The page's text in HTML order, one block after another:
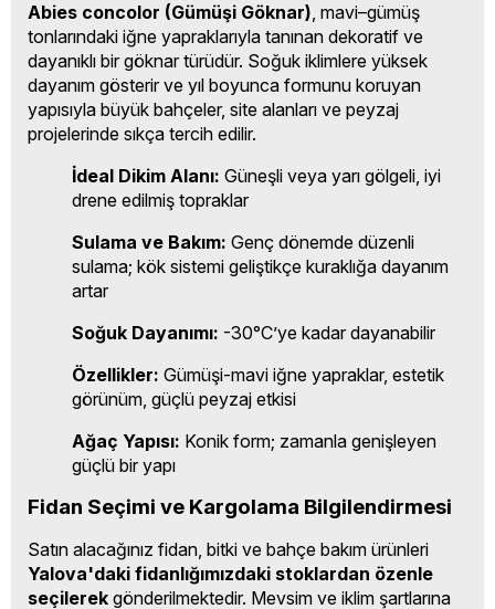
Abies concolor (Gümüşi Göknar), mavi–gümüş
tonlarındaki iğne yapraklarıyla tanınan dekoratif ve
dayanıklı bir göknar türüdür. Soğuk iklimlere yüksek
dayanım gösterir ve yıl boyunca formunu koruyan
yapısıyla büyük bahçeler, site alanları ve peyzaj
projelerinde sıkça tercih edilir.
İdeal Dikim Alanı: Güneşli veya yarı gölgeli, iyi
drene edilmiş topraklar
Sulama ve Bakım: Genç dönemde düzenli
sulama; kök sistemi geliştikçe kuraklığa dayanım
artar
Soğuk Dayanımı: -30°C’ye kadar dayanabilir
Özellikler: Gümüşi-mavi iğne yapraklar, estetik
görünüm, güçlü peyzaj etkisi
Ağaç Yapısı: Konik form; zamanla genişleyen
güçlü bir yapı
Fidan Seçimi ve Kargolama Bilgilendirmesi
Satın alacağınız fidan, bitki ve bahçe bakım ürünleri
Yalova'daki fidanlığımızdaki stoklardan özenle
seçilerek gönderilmektedir. Mevsim ve iklim şartlarına